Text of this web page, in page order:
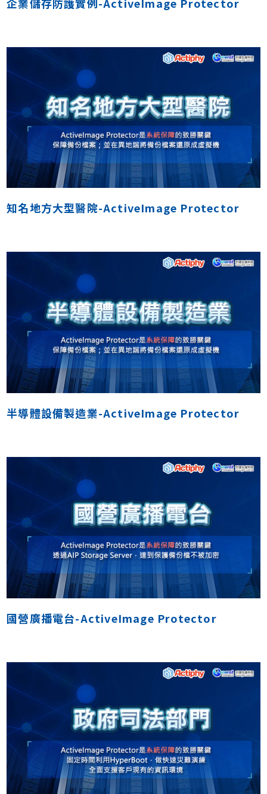
知名地方大型醫院-ActiveImage Protector
半導體設備製造業-ActiveImage Protector
國營廣播電台-ActiveImage Protector